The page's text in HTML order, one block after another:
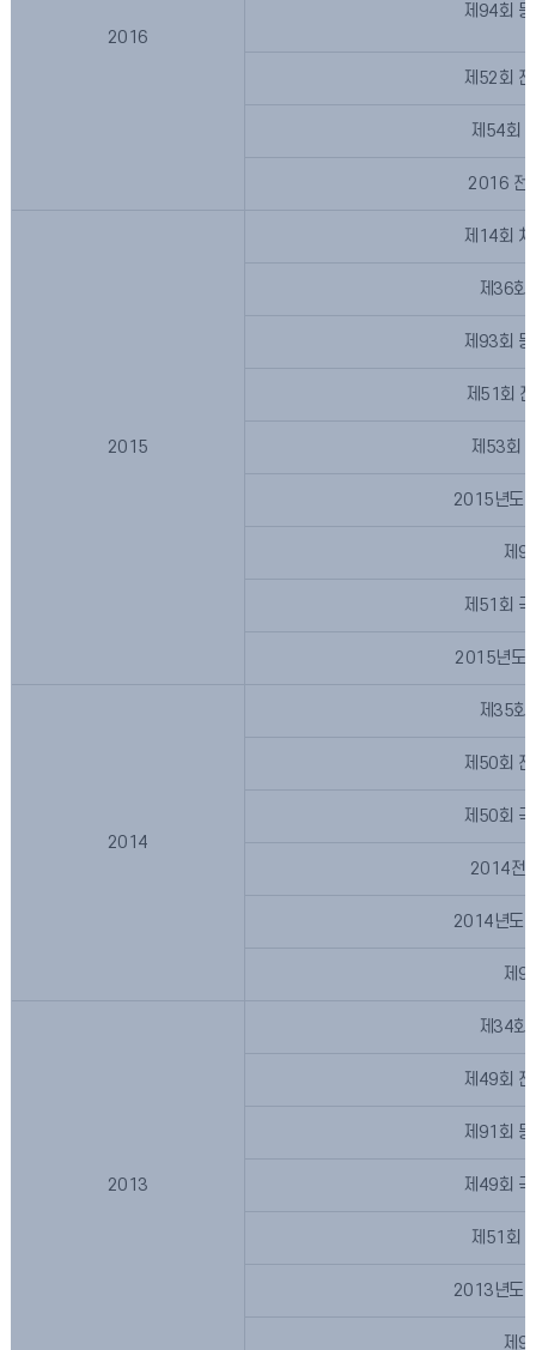
2016
제94회
제52회
제54회
2016 전
2015
제14회
제36회
제93회
제51회
제53회
2015년도
제
제51회
2015년도
2014
제35회
제50회
제50회
2014전
2014년도
제
2013
제34회
제49회
제91회
제49회
제51회
2013년도
제